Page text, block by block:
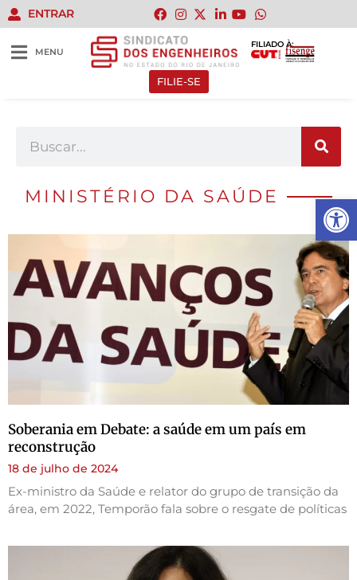
Abrir
ENTRAR
MENU
FILIADO À:
FILIE-SE
MINISTÉRIO DA SAÚDE
Soberania em Debate: a saúde em um país em
reconstrução
18 de julho de 2024
Ex-ministro da Saúde e relator do grupo de transição da
área, em 2022, Temporão fala sobre o resgate de políticas